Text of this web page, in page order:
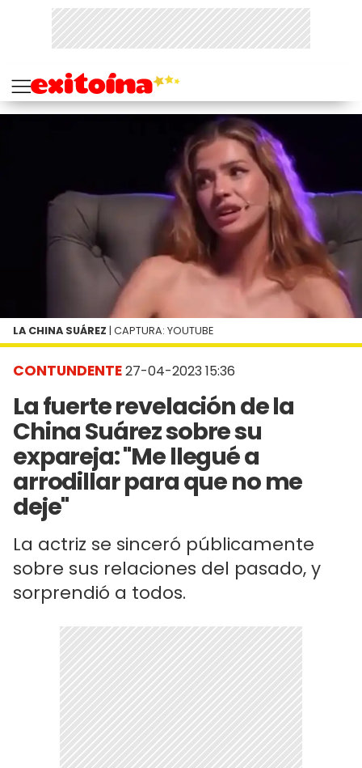
CONTUNDENTE27-04-2023 15:36
La fuerte revelación de la
China Suárez sobre su
expareja: "Me llegué a
arrodillar para que no me
deje"
La actriz se sinceró públicamente
sobre sus relaciones del pasado, y
sorprendió a todos.
LA CHINA SUÁREZ | CAPTURA: YOUTUBE